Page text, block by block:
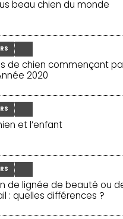
beau chien du monde
de chien commençant
2020
et l’enfant
de lignée de beauté ou
: quelles différences ?